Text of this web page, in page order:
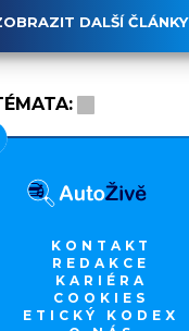
DALŠÍ ČLÁNKY
KONTAKT
REDAKCE
KARIÉRA
COOKIES
ETICKÝ KODEX